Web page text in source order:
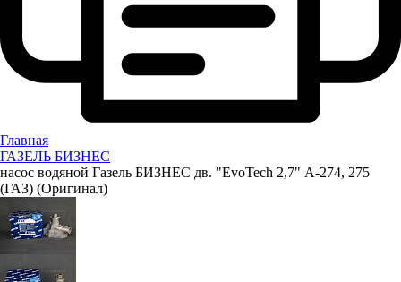
Главная
ГАЗЕЛЬ БИЗНЕС
насос водяной Газель БИЗНЕС дв. "EvoTech 2,7" А-274, 275
(ГАЗ) (Оригинал)